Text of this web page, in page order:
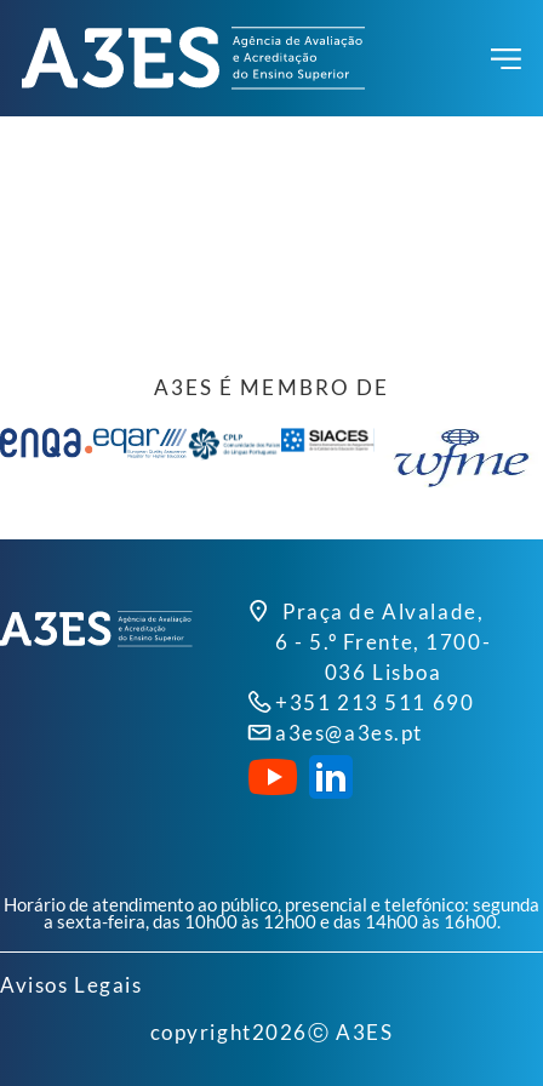
A3ES É MEMBRO DE
Praça de Alvalade,
6 - 5.º Frente, 1700-
036 Lisboa
+351 213 511 690
a3es@a3es.pt
Horário de atendimento ao público, presencial e telefónico: segunda
a sexta-feira, das 10h00 às 12h00 e das 14h00 às 16h00.
Avisos Legais
copyright2026ⓒ A3ES